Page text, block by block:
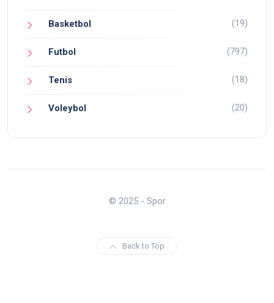
Basketbol (19)
Futbol (797)
Tenis (18)
Voleybol (20)
© 2025 - Spor
Back to Top